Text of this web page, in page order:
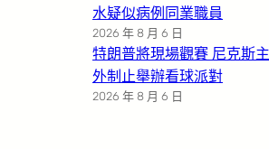
水疑似病例同業職員
2026 年 8 月 6 日
特朗普將現場觀賽 尼克斯
外制止舉辦看球派對
2026 年 8 月 6 日